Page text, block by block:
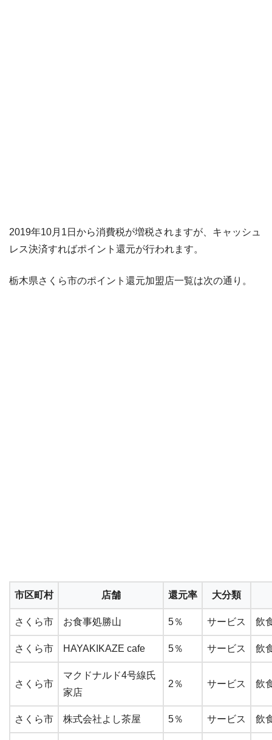
2019年10月1日から消費税が増税されますが、キャッシュ
レス決済すればポイント還元が行われます。
栃木県さくら市のポイント還元加盟店一覧は次の通り。
市区町村 店舗 還元率 大分類
さくら市 お食事処勝山 5％ サービス 飲
さくら市 HAYAKIKAZE cafe 5％ サービス 飲
さくら市
マクドナルド4号線氏
家店
2％ サービス 飲
さくら市 株式会社よし茶屋 5％ サービス 飲